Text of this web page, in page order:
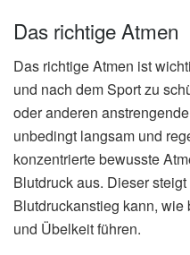
Das richtige Atmen
Das richtige Atmen ist
und nach dem Sport zu
oder anderen
unbedingt langsam und
konzentrierte bewusste
Blutdruck aus. Dieser
Blutdruckanstieg kann,
und Übelkeit führen.